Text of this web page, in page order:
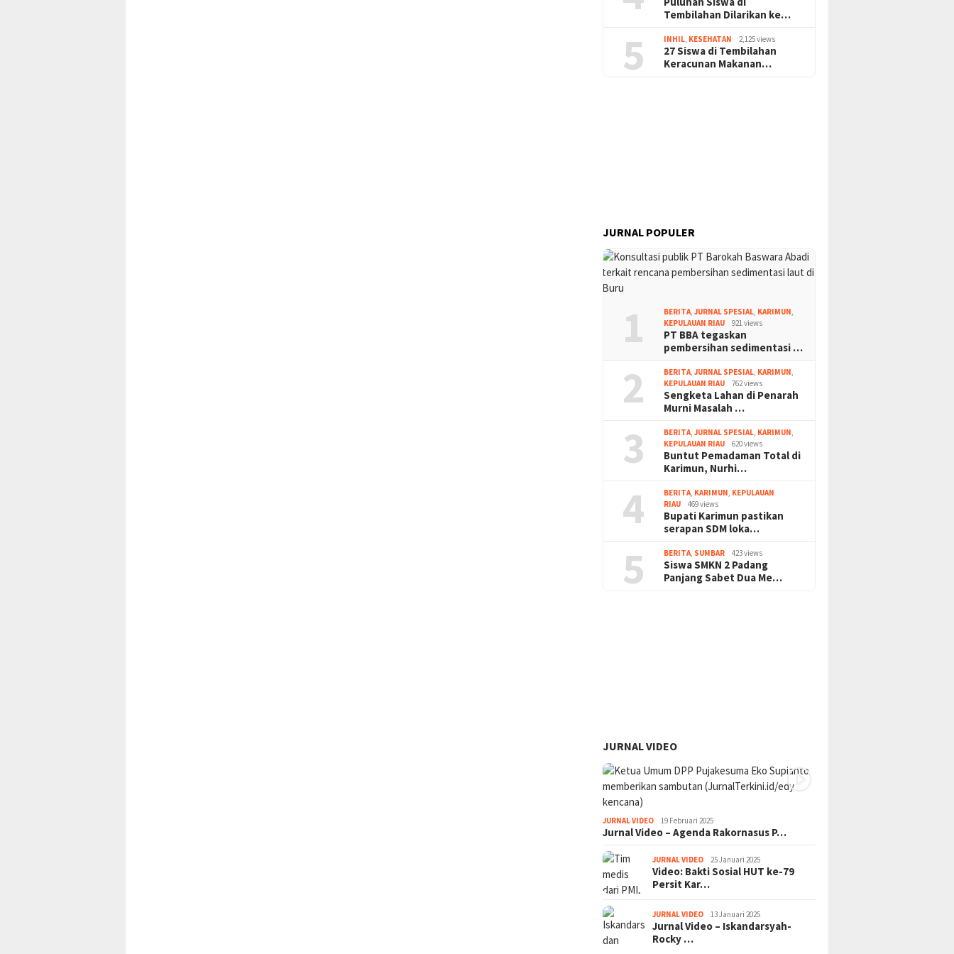
Tembilahan Dilarikan ke…
5 INHIL, KESEHATAN 2,125 views
27 Siswa di Tembilahan
Keracunan Makanan…
JURNAL POPULER
1 BERITA,JURNAL SPESIAL, KARIMUN,
KEPULAUAN RIAU
921 views
PT BBA tegaskan
pembersihan sedimentasi …
2 BERITA,JURNAL SPESIAL, KARIMUN,
KEPULAUAN RIAU
762 views
Sengketa Lahan di Penarah
Murni Masalah …
3 BERITA,JURNAL SPESIAL, KARIMUN,
KEPULAUAN RIAU
620 views
Buntut Pemadaman Total di
Karimun, Nurhi…
4 BERITA, KARIMUN, KEPULAUAN
RIAU
469 views
Bupati Karimun pastikan
serapan SDM loka…
5 BERITA, SUMBAR 423 views
Siswa SMKN 2 Padang
Panjang Sabet Dua Me…
JURNAL VIDEO
JURNAL VIDEO 19 Februari 2025
Jurnal Video – Agenda Rakornasus P…
JURNAL VIDEO 25 Januari 2025
Video: Bakti Sosial HUT ke-79
Persit Kar…
JURNAL VIDEO 13 Januari 2025
Jurnal Video – Iskandarsyah-
Rocky …